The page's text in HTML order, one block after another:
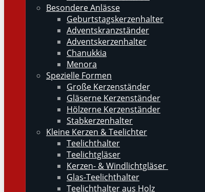
Besondere Anlässe
Geburtstagskerzenhalter
Adventskranzständer
Adventskerzenhalter
Chanukkia
Menora
Spezielle Formen
Große Kerzenständer
Gläserne Kerzenständer
Hölzerne Kerzenständer
Stabkerzenhalter
Kleine Kerzen & Teelichter
Teelichthalter
Teelichtgläser
Kerzen- & Windlichtgläser
Glas-Teelichthalter
Teelichthalter aus Holz